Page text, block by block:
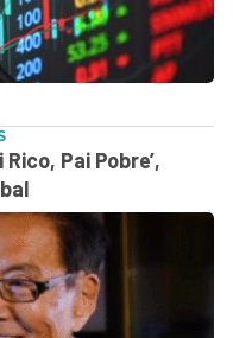
Pai Pobre’,